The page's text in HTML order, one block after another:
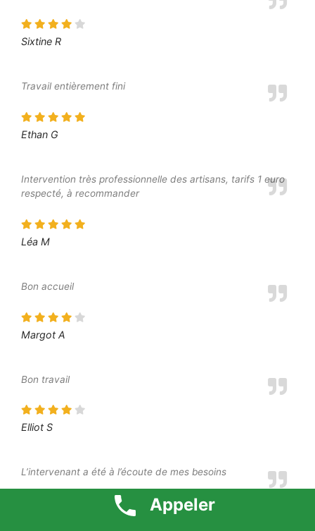
Sixtine R
Travail entièrement fini
Ethan G
Intervention très professionnelle des artisans, tarifs 1 euro
respecté, à recommander
Léa M
Bon accueil
Margot A
Bon travail
Elliot S
L’intervenant a été à l’écoute de mes besoins
Appeler